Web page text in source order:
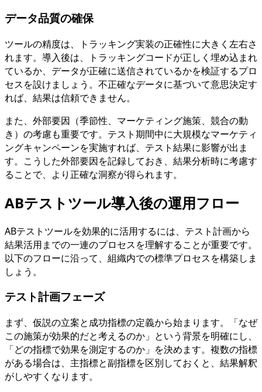
データ品質の確保
ツールの精度は、トラッキング実装の正確性に大きく左右さ
れます。導入後は、トラッキングコードが正しく埋め込まれ
ているか、データが正確に送信されているかを検証するプロ
セスを設けましょう。不正確なデータに基づいて意思決定す
れば、結果は信頼できません。
また、外部要因（季節性、マーケティング施策、競合の動
き）の考慮も重要です。テスト期間中に大規模なマーケティ
ングキャンペーンを実施すれば、テスト結果に影響が出ま
す。こうした外部要因を記録しておき、結果分析時に考慮す
ることで、より正確な洞察が得られます。
ABテストツール導入後の運用フロー
ABテストツールを効果的に活用するには、テスト計画から
結果活用までの一連のプロセスを理解することが重要です。
以下のフローに沿って、組織内での標準プロセスを構築しま
しょう。
テスト計画フェーズ
まず、仮説の立案と成功指標の定義から始まります。「なぜ
この施策が効果的だと考えるのか」という背景を明確にし、
「どの指標で効果を測定するのか」を決めます。複数の指標
がある場合は、主指標と副指標を区別しておくと、結果解釈
がしやすくなります。